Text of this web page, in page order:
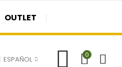
OUTLET
ESPAÑOL 0